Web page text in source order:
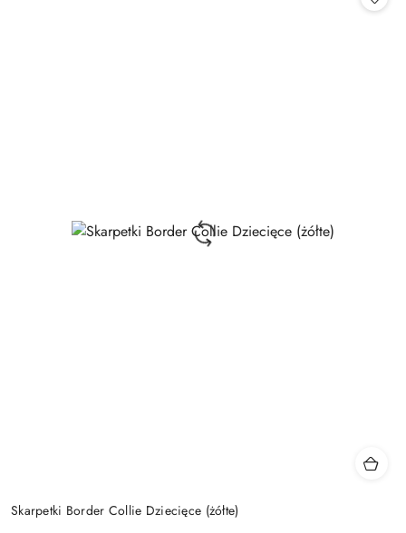
Skarpetki Border Collie Dziecięce (żółte)